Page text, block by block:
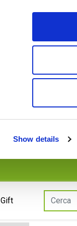
Show details
Gift